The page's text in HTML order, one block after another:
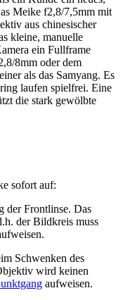
Meike f2,8/7,5mm mit
aus chinesischer
kleine, manuelle
ein Fullframe
8mm oder dem
als das Samyang. Es
laufen spielfrei. Eine
die stark gewölbte
sofort auf:
der Frontlinse. Das
der Bildkreis muss
Schwenken des
wird keinen
aufweisen.